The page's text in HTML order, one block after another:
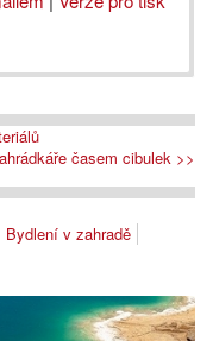
časem cibulek >>
Bydlení v zahradě